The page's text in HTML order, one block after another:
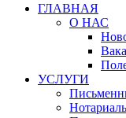
ГЛАВНАЯ
О НАС
УСЛУГИ